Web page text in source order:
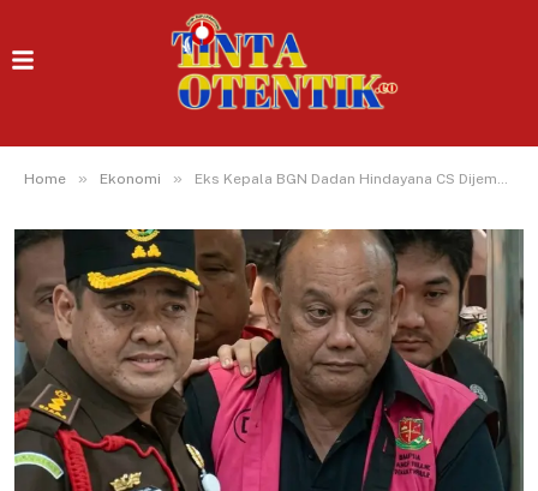
Home » Ekonomi » Eks Kepala BGN Dadan Hindayana CS Dijemput Kejagung, Dugaan Jual Beli SPPG